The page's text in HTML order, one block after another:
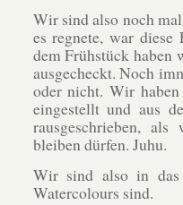
Wir sind also noch
es regnete, war
dem Frühstück haben
ausgecheckt. Noch
oder nicht. Wir
eingestellt und aus
rausgeschrieben,
bleiben dürfen. Juhu.
Wir sind also in
Watercolours sind.